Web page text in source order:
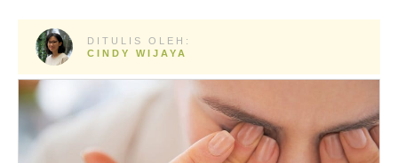
DITULIS OLEH:
CINDY WIJAYA